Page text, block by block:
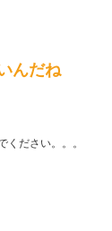
んだね
ください。。。